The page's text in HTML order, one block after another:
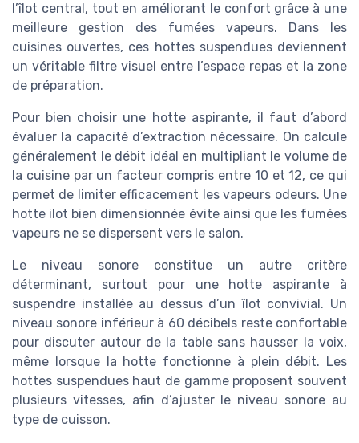
l’îlot central, tout en améliorant le confort grâce à une
meilleure gestion des fumées vapeurs. Dans les
cuisines ouvertes, ces hottes suspendues deviennent
un véritable filtre visuel entre l’espace repas et la zone
de préparation.
Pour bien choisir une hotte aspirante, il faut d’abord
évaluer la capacité d’extraction nécessaire. On calcule
généralement le débit idéal en multipliant le volume de
la cuisine par un facteur compris entre 10 et 12, ce qui
permet de limiter efficacement les vapeurs odeurs. Une
hotte ilot bien dimensionnée évite ainsi que les fumées
vapeurs ne se dispersent vers le salon.
Le niveau sonore constitue un autre critère
déterminant, surtout pour une hotte aspirante à
suspendre installée au dessus d’un îlot convivial. Un
niveau sonore inférieur à 60 décibels reste confortable
pour discuter autour de la table sans hausser la voix,
même lorsque la hotte fonctionne à plein débit. Les
hottes suspendues haut de gamme proposent souvent
plusieurs vitesses, afin d’ajuster le niveau sonore au
type de cuisson.